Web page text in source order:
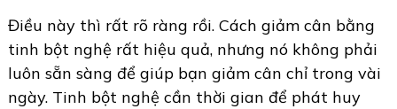
Điều này thì rất rõ ràng rồi. Cách giảm cân bằng
tinh bột nghệ rất hiệu quả, nhưng nó không phải
luôn sẵn sàng để giúp bạn giảm cân chỉ trong vài
ngày. Tinh bột nghệ cần thời gian để phát huy